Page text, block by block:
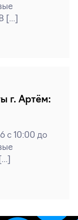
[…]
г. Артём:
с 10:00 до